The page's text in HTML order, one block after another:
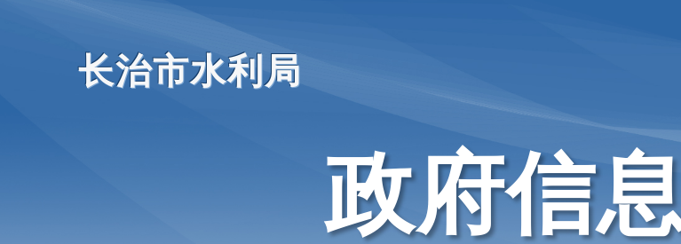
长治市水利局
政府信